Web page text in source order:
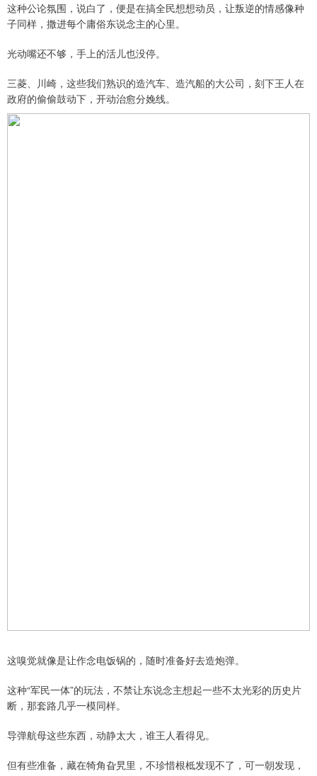
这种公论氛围，说白了，便是在搞全民想想动员，让叛逆的情感像种
子同样，撒进每个庸俗东说念主的心里。
光动嘴还不够，手上的活儿也没停。
三菱、川崎，这些我们熟识的造汽车、造汽船的大公司，刻下王人在
政府的偷偷鼓动下，开动治愈分娩线。
这嗅觉就像是让作念电饭锅的，随时准备好去造炮弹。
这种“军民一体”的玩法，不禁让东说念主想起一些不太光彩的历史片
断，那套路几乎一模同样。
导弹航母这些东西，动静太大，谁王人看得见。
但有些准备，藏在犄角旮旯里，不珍惜根柢发现不了，可一朝发现，